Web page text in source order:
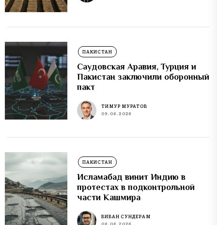
ПАКИСТАН
Саудовская Аравия, Турция и
Пакистан заключили оборонный
пакт
ТИМУР МУРАТОВ
09.08.2026
ПАКИСТАН
Исламабад винит Индию в
протестах в подконтрольной
части Кашмира
ВИВАН СУНДЕРАМ